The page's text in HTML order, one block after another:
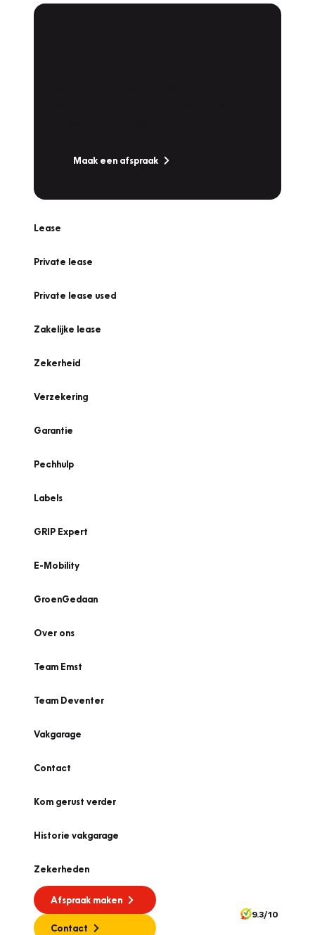
Maak een afspraak
Lease
Private lease
Private lease used
Zakelijke lease
Zekerheid
Verzekering
Garantie
Pechhulp
Labels
GRIP Expert
E-Mobility
GroenGedaan
Over ons
Team Emst
Team Deventer
Vakgarage
Contact
Kom gerust verder
Historie vakgarage
Zekerheden
Afspraak maken
Contact
9.3/10